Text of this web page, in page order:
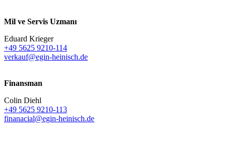
Mil ve Servis Uzmanı
Eduard Krieger
+49 5625 9210-114
verkauf@egin-heinisch.de
Finansman
Colin Diehl
+49 5625 9210-113
finanacial@egin-heinisch.de